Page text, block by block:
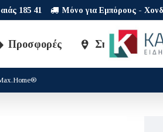
185 41 Μόνο για Εμπόρους -
Προσφορές Σημεία